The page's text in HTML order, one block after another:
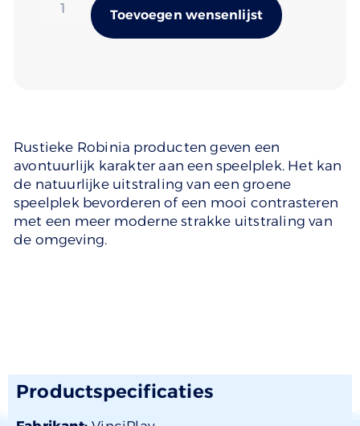
Toevoegen wensenlijst
Rustieke Robinia producten geven een
avontuurlijk karakter aan een speelplek. Het kan
de natuurlijke uitstraling van een groene
speelplek bevorderen of een mooi contrasteren
met een meer moderne strakke uitstraling van
de omgeving.
Productspecificaties